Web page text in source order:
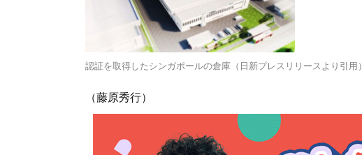
認証を取得したシンガポールの倉庫（日新プレスリリースより引用）
（藤原秀行）